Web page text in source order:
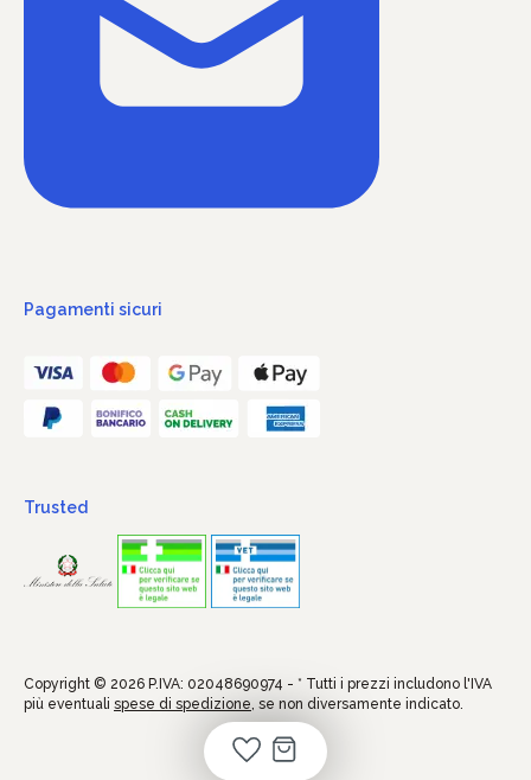
Pagamenti sicuri
Trusted
Copyright © 2026 P.IVA: 02048690974 - * Tutti i prezzi includono l'IVA
più eventuali spese di spedizione, se non diversamente indicato.